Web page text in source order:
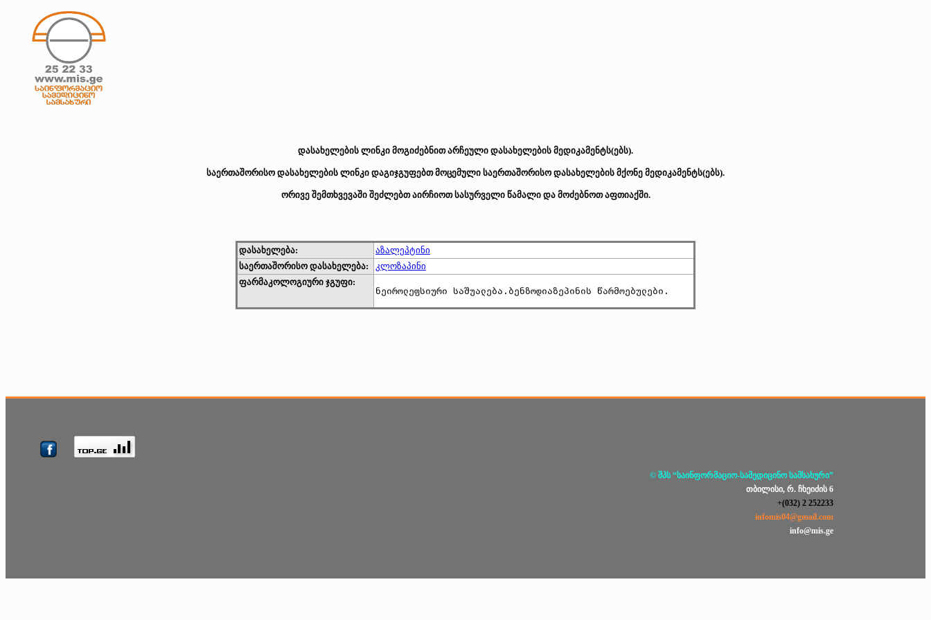
დასახელების ლინკი მოგიძებნით არჩეული დასახელების მედიკამენტს(ებს).
საერთაშორისო დასახელების ლინკი დაგიჯგუფებთ მოცემული საერთაშორისო დასახელების მქონე მედიკამენტს(ებს).
ორივე შემთხვევაში შეძლებთ აირჩიოთ სასურველი წამალი და მოძებნოთ აფთიაქში.
დასახელება:
აზალეპტინი
საერთაშორისო დასახელება:
კლოზაპინი
ფარმაკოლოგიური ჯგუფი:
ნეიროლეფსიური საშუალება.ბენზოდიაზეპინის წარმოებულები.
© შპს “საინფორმაციო-სამედიცინო სამსახური”
თბილისი, რ. ჩხეიძის 6
+(032) 2 252233
infomis04@gmail.com
info@mis.ge